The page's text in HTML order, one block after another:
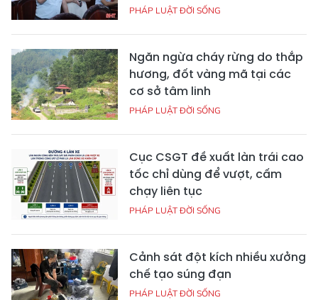
PHÁP LUẬT ĐỜI SỐNG
Ngăn ngừa cháy rừng do thắp
hương, đốt vàng mã tại các
cơ sở tâm linh
PHÁP LUẬT ĐỜI SỐNG
Cục CSGT đề xuất làn trái cao
tốc chỉ dùng để vượt, cấm
chạy liên tục
PHÁP LUẬT ĐỜI SỐNG
Cảnh sát đột kích nhiều xưởng
chế tạo súng đạn
PHÁP LUẬT ĐỜI SỐNG